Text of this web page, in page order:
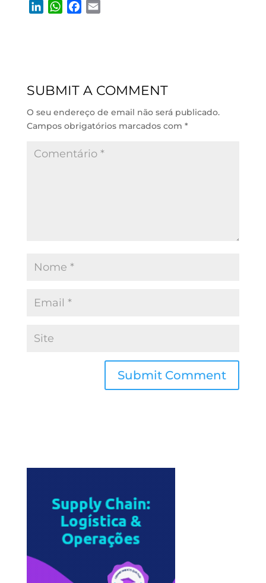
I
W
p
o
SUBMIT A COMMENT
O seu endereço de email não será publicado.
Campos obrigatórios marcados com *